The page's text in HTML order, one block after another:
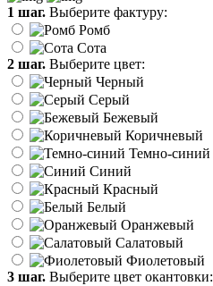
1 шаг. Выберите фактуру:
Ромб
Сота
2 шаг. Выберите цвет:
Черный
Серый
Бежевый
Коричневый
Темно-синий
Синий
Красный
Белый
Оранжевый
Салатовый
Фиолетовый
3 шаг. Выберите цвет окантовки: